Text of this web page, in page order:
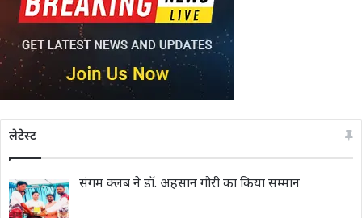
लेटेस्ट
संगम क्लब ने डॉ. अहसान गौरी का किया सम्मान